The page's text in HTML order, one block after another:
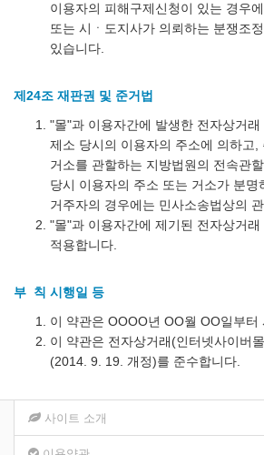
이용자의 피해구제신청이 있는 경우
또는 시ㆍ도지사가 의뢰하는 분쟁조
있습니다.
제24조 재판권 및 준거법
"몰"과 이용자간에 발생한 전자상거
제소 당시의 이용자의 주소에 의하고,
거소를 관할하는 지방법원의 전속관
당시 이용자의 주소 또는 거소가 분명
거주자의 경우에는 민사소송법상의
"몰"과 이용자간에 제기된 전자상거
적용합니다.
부 칙 시행일 등
이 약관은 OOOO년 OO월 OO일부터
이 약관은 전자상거래(인터넷사이버
(2014. 9. 19. 개정)를 준수합니다.
사이트 소개